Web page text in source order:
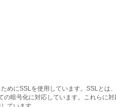
めにSSLを使用しています。SSLとは
の暗号化に対応しています。これらに